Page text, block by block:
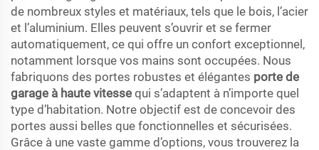
de nombreux styles et matériaux, tels que le bois, l’acier
et l’aluminium. Elles peuvent s’ouvrir et se fermer
automatiquement, ce qui offre un confort exceptionnel,
notamment lorsque vos mains sont occupées. Nous
fabriquons des portes robustes et élégantes porte de
garage à haute vitesse qui s’adaptent à n’importe quel
type d’habitation. Notre objectif est de concevoir des
portes aussi belles que fonctionnelles et sécurisées.
Grâce à une vaste gamme d’options, vous trouverez la